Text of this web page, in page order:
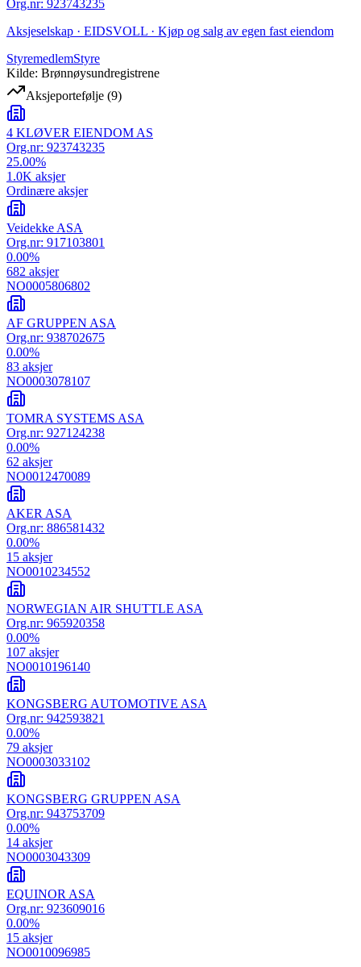
Org.nr: 923743235
Aksjeselskap · EIDSVOLL · Kjøp og salg av egen fast eiendom
StyremedlemStyre
Kilde: Brønnøysundregistrene
Aksjeportefølje (9)
4 KLØVER EIENDOM AS
Org.nr: 923743235
25.00%
1.0K aksjer
Ordinære aksjer
Veidekke ASA
Org.nr: 917103801
0.00%
682 aksjer
NO0005806802
AF GRUPPEN ASA
Org.nr: 938702675
0.00%
83 aksjer
NO0003078107
TOMRA SYSTEMS ASA
Org.nr: 927124238
0.00%
62 aksjer
NO0012470089
AKER ASA
Org.nr: 886581432
0.00%
15 aksjer
NO0010234552
NORWEGIAN AIR SHUTTLE ASA
Org.nr: 965920358
0.00%
107 aksjer
NO0010196140
KONGSBERG AUTOMOTIVE ASA
Org.nr: 942593821
0.00%
79 aksjer
NO0003033102
KONGSBERG GRUPPEN ASA
Org.nr: 943753709
0.00%
14 aksjer
NO0003043309
EQUINOR ASA
Org.nr: 923609016
0.00%
15 aksjer
NO0010096985